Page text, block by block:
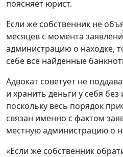
поясняет юрист.
Если же собственник не
месяцев с момента
администрацию о находке,
себе все найденные
Адвокат советует не
и хранить деньги у себя
поскольку весь порядок
связан именно с фактом
местную администрацию о
«Если же собственник